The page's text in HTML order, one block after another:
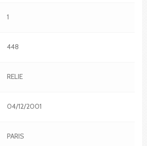
1
448
RELIE
04/12/2001
PARIS